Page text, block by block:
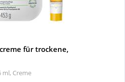
für trockene,
ml, Creme